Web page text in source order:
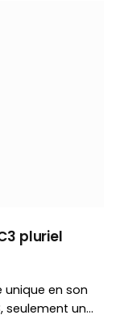
pluriel
unique en son
seulement un…